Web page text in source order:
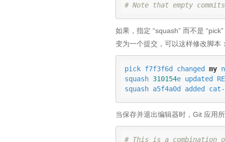
# Note that empty
如果，指定 “squash” 而不是
变为一个提交，可以这样修改脚本
pick f7f3f6d changed my
squash 310154e updated
squash a5f4a0d added
当保存并退出编辑器时，Git 应用
# This is a combination